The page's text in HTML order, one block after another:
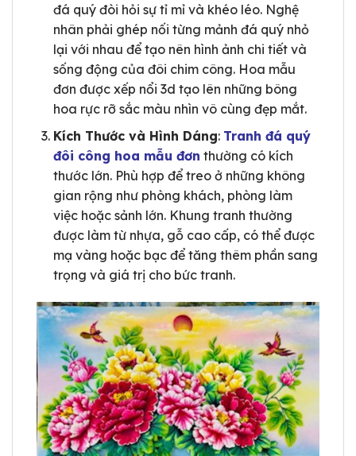
đá quý đòi hỏi sự tỉ mỉ và khéo léo. Nghệ
nhân phải ghép nối từng mảnh đá quý nhỏ
lại với nhau để tạo nên hình ảnh chi tiết và
sống động của đôi chim công. Hoa mẫu
đơn được xếp nổi 3d tạo lên những bông
hoa rực rỡ sắc màu nhìn vô cùng đẹp mắt.
Kích Thước và Hình Dáng: Tranh đá quý
đôi công hoa mẫu đơn thường có kích
thước lớn. Phù hợp để treo ở những không
gian rộng như phòng khách, phòng làm
việc hoặc sảnh lớn. Khung tranh thường
được làm từ nhựa, gỗ cao cấp, có thể được
mạ vàng hoặc bạc để tăng thêm phần sang
trọng và giá trị cho bức tranh.